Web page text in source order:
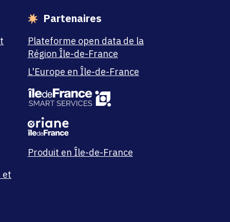
et
Partenaires
Plateforme open data de la
Région Île-de-France
L'Europe en Île-de-France
Produit en Île-de-France